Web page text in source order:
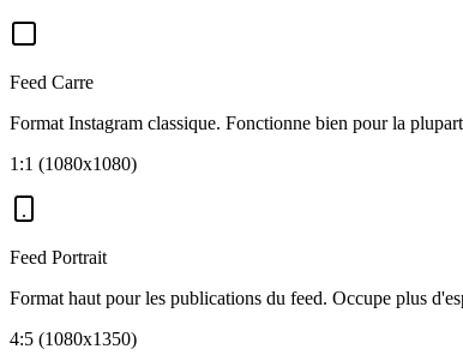
Feed Carre
Format Instagram classique. Fonctionne bien pour la
1:1 (1080x1080)
Feed Portrait
Format haut pour les publications du feed. Occupe plus
4:5 (1080x1350)